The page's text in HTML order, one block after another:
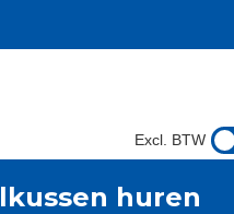
Excl. BTW
huren